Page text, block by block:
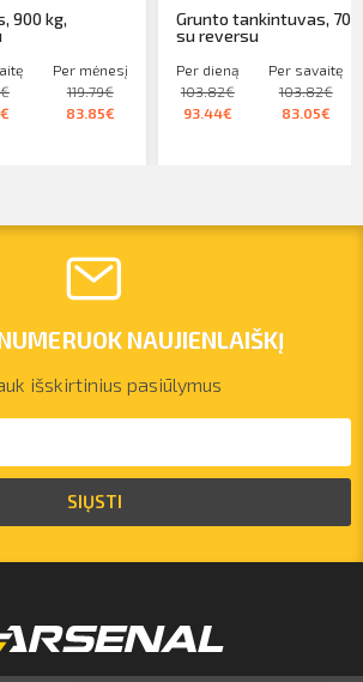
900 kg,
Per mėnesį
119.79€
83.85€
Grunto tankintuvas,
su reversu
Per dieną
103.82€
93.44€
Per savaitę
103.82€
83.05€
NAUJIENLAIŠKĮ
išskirtinius pasiūlymus
SIŲSTI